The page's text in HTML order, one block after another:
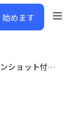
始めます
白背景透過 完全ガイド（スクリーンショット付き）